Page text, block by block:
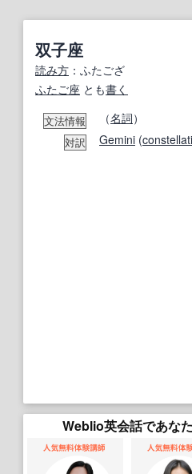
双子座
読み方 ：ふたござ
ふたご座 とも書く
文法情報 （名詞）
対訳 Gemini (
Weblio英会話であな